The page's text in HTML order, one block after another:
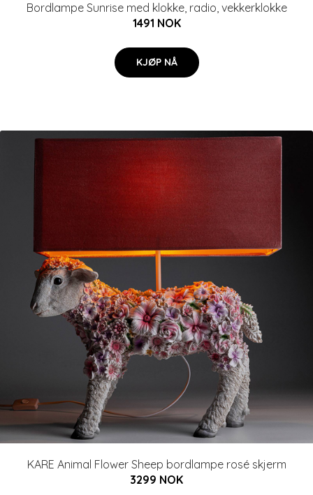
Bordlampe Sunrise med klokke, radio, vekkerklokke
1491 NOK
KJØP NÅ
KARE Animal Flower Sheep bordlampe rosé skjerm
3299 NOK